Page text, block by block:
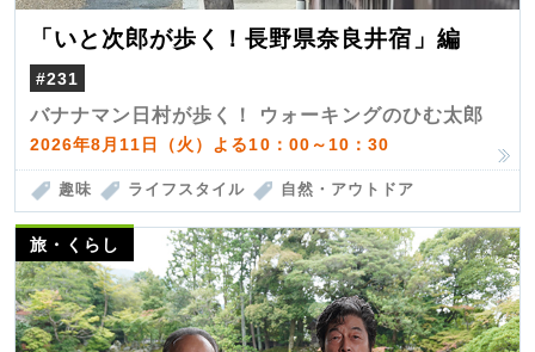
「いと次郎が歩く！長野県奈良井宿」編
#231
バナナマン日村が歩く！ ウォーキングのひむ太郎
2026年8月11日（火）よる10：00～10：30
趣味 ライフスタイル 自然・アウトドア
旅・くらし